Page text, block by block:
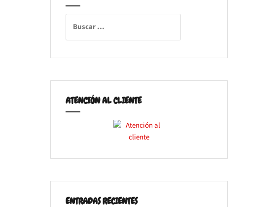
ATENCIÓN AL CLIENTE
ENTRADAS RECIENTES